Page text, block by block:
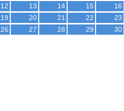
12 13 14 15
16
19 20 21 22
23
26 27 28 29
30